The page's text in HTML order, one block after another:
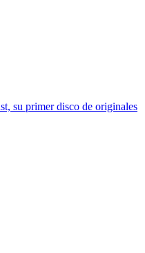
su primer disco de originales